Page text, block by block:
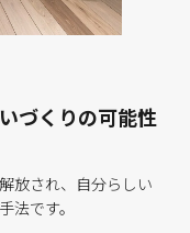
づくりの可能性
放され、自分らしい
法です。